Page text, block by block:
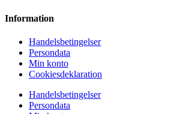
Information
Handelsbetingelser
Persondata
Min konto
Cookiesdeklaration
Handelsbetingelser
Persondata